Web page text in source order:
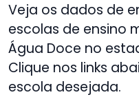
Veja os dados de
escolas de ensino
Água Doce no
Clique nos links
escola desejada.